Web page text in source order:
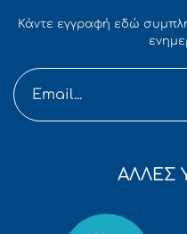
Κάντε εγγραφή εδώ
ΑΛΛΕΣ